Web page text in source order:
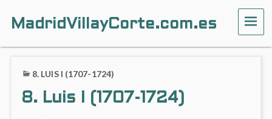
MadridVillayCorte.com.es
8. LUIS I (1707-1724)
8. Luis I (1707-1724)